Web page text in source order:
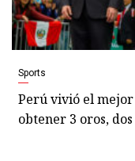
Sports
Perú vivió el
obtener 3 oros,